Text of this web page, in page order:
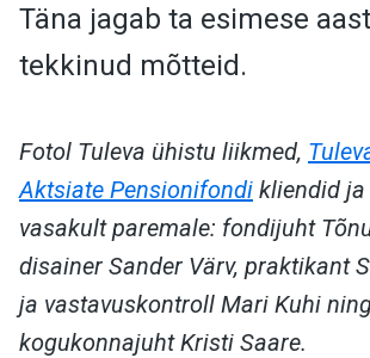
Täna jagab ta esimese
tekkinud mõtteid.
Fotol Tuleva ühistu liikmed,
Aktsiate Pensionifondi kliendid
vasakult paremale: fondijuht
disainer Sander Värv, praktikant
ja vastavuskontroll Mari Kuhi
kogukonnajuht Kristi Saare.